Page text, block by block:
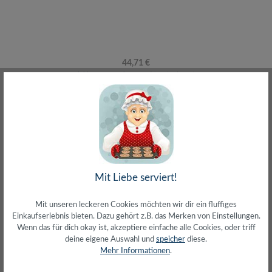
Regulärer Preis:
44,71 €
Solar Adapterkabel, DC7909/M zu 2x PVC/MF,
Mit Liebe serviert!
Mit unseren leckeren Cookies möchten wir dir ein fluffiges
Einkaufserlebnis bieten. Dazu gehört z.B. das Merken von Einstellungen.
Wenn das für dich okay ist, akzeptiere einfache alle Cookies, oder triff
deine eigene Auswahl und speicher diese.
Mehr Informationen.